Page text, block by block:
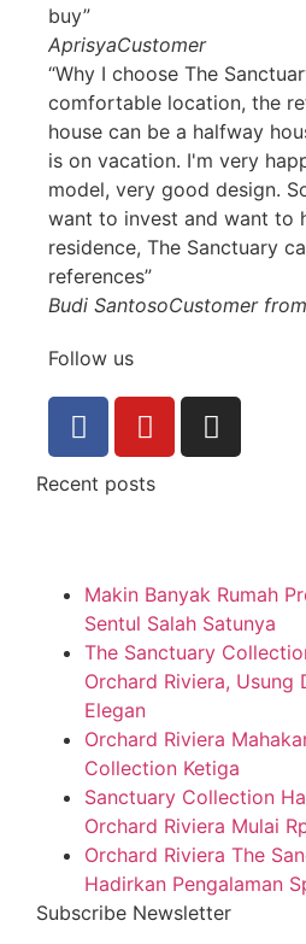
buy”
AprisyaCustomer
“Why I choose The
comfortable location, the
house can be a halfway
is on vacation. I'm very
model, very good design.
want to invest and want to
residence, The Sanctuary
references”
Budi SantosoCustomer
Follow us
Recent posts
Makin Banyak Rumah
Sentul Salah Satunya
The Sanctuary
Orchard Riviera, Usung
Elegan
Orchard Riviera
Collection Ketiga
Sanctuary Collection
Orchard Riviera Mulai
Orchard Riviera The
Hadirkan Pengalaman
Subscribe Newsletter